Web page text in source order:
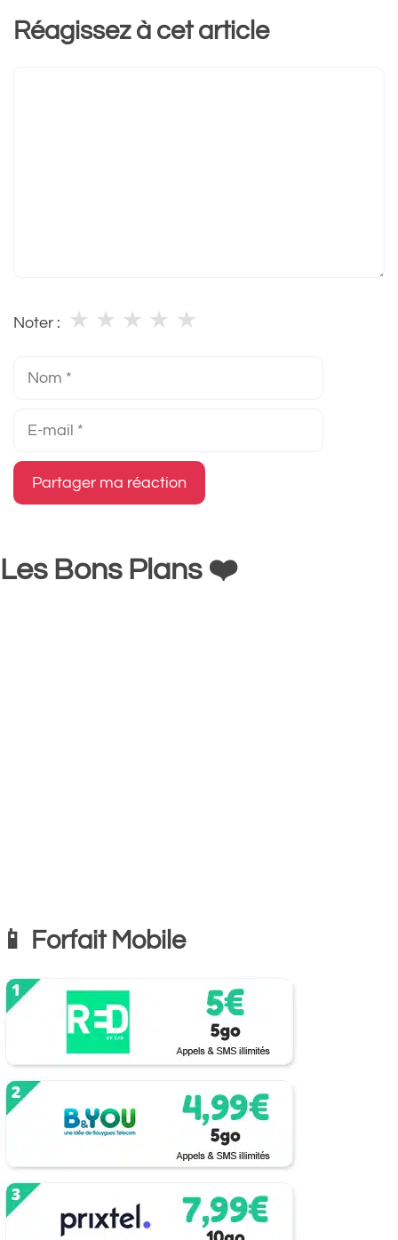
Réagissez à cet article
Noter : ★
★
★
★
★
Les Bons Plans ❤️
📱 Forfait Mobile